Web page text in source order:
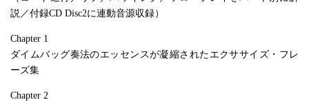
説／付録CD Disc2に連動音源収録）
Chapter 1
ダイムバッグ奏法のエッセンスが凝縮されたエクササイズ・フレ
ーズ集
Chapter 2